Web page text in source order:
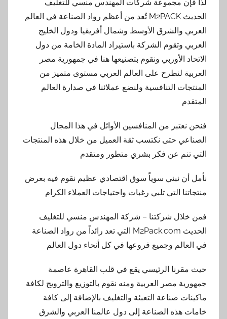
لذا فإن مجموعة شركات المهندس منسي للتغليف
الحديث M2PACK تُعد من أعظم رواد الصناعة في العالم
العربي والشرق الأوسط وشمال أفريقيا ودول الخليج
العربي وتقوم الشركة باستيراد المادة الخامة من دول
الاتحاد الأوربي ونقوم بتصنيعها هنا في جمهورية مصر
العربية لنطرح على العالم العربي مستوى متميز من
المنتجات التنافسية ولنضع عملائنا في صدارة العالم
المتقدم
فنحن نعتبر من المنافسين الأوائل في هذا المجال
الصناعي حتى نكتسب ثقة العميل من خلال هذه المنتجات
التي تنم عن فكر بشري متطور ومتقدم
نأمل أن نبني سوياً سوق اقتصادي عظيم نقوم فيه بعرض
منتجاتنا التي تلبي رغبات واحتياجات العملاء الكرام
فمن خلال شركتنا – شركة المهندس منسي للتغليف
الحديث M2Pack.com التي تعد رائداً من رواد الصناعة
في العالم وجميع فروعها في كل أنحاء دول العالم
حيث مقرنا الرئيسي يقع في قلب القاهرة عاصمة
جمهورية مصر العربية ومنه نقوم بالتوزيع والترويج لكافة
ماكينات صناعة التعبئة والتغليف بالإضافة إلى كافة
خامات هذه الصناعة إلى دول عالمنا العربي والشرق